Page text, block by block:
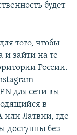
будет
того, чтобы
и зайти на те
России.
для сети вы
в
Латвии, где
доступны без